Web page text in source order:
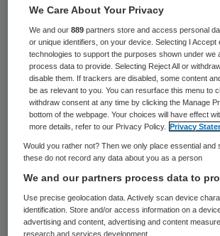
december. Zij zal samen met
Wouter van Soest leiding
interne organisatie en de
het strategisch beleid van
Charlotte Braun is op dit
werkzaam als hoofd PR,
Marketing bij de Jaarbeurs
werkt sinds 2007 bij de
afgelopen 3,5 jaar als
Volgens ActiZ heeft Braun
We Care About Your Privacy
We and our889 partners store and access personal
or unique identifiers, on your device. Selecting I Accept
technologies to support the purposes shown under we
process data to provide. Selecting Reject All or
disable them. If trackers are disabled, some content
be as relevant to you. You can resurface this menu to
withdraw consent at any time by clicking the Manage
bottom of the webpage. Your choices will have effect
more details, refer to our Privacy Policy.
Privacy
Would you rather not? Then we only place essential and
these do not record any data about you as a person
We and our partners process data to
Use precise geolocation data. Actively scan device
identification. Store and/or access information on a
advertising and content, advertising and content
research and services development.